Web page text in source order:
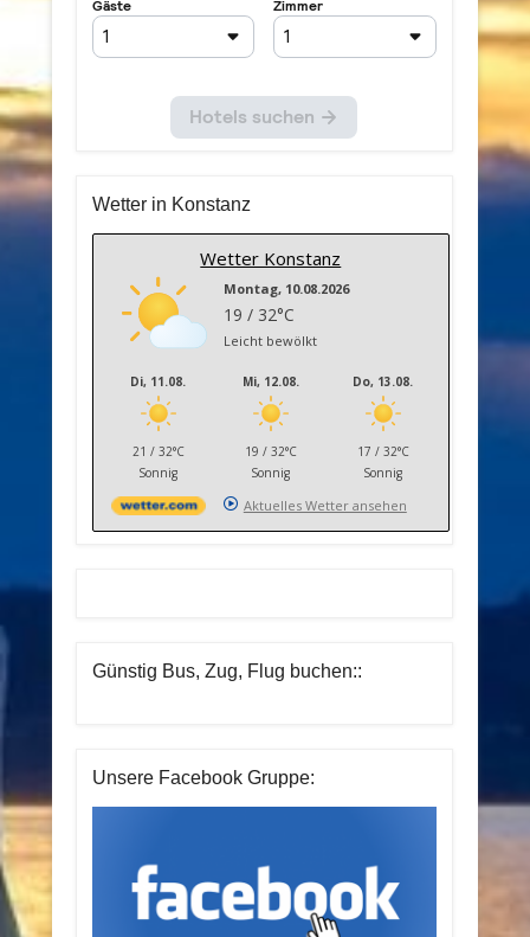
Wetter in Konstanz
Wetter Konstanz
Montag, 10.08.2026
19 / 32°C
Leicht bewölkt
Di, 11.08.
21 / 32°C
Sonnig
Mi, 12.08.
19 / 32°C
Sonnig
Do, 13.08.
17 / 32°C
Sonnig
Aktuelles Wetter ansehen
Günstig Bus, Zug, Flug buchen::
Unsere Facebook Gruppe: